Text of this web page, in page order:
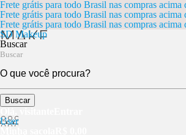
Frete grátis para todo Brasil nas compras acima
Frete grátis para todo Brasil nas compras acima
Frete grátis para todo Brasil nas compras acima
SD Makeup
Buscar
Buscar
User